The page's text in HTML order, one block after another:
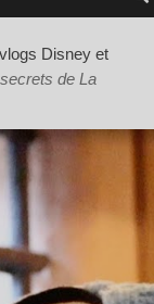
Disney et
de La